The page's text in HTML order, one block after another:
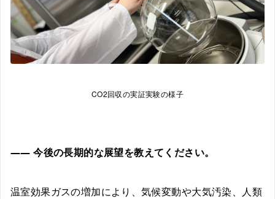
CO2回収の実証実験の様子
――今後の長期的な展望を教えてください。
温室効果ガスの増加により、気候変動や大気汚染、人類